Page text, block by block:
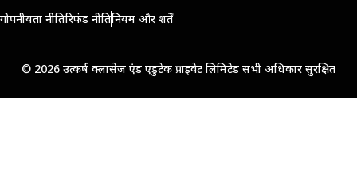
गोपनीयता नीतिरिफंड नीतिनियम और शर्तें
© 2026 उत्कर्ष क्लासेज एंड एडुटेक प्राइवेट लिमिटेड सभी अधिकार सुरक्षित